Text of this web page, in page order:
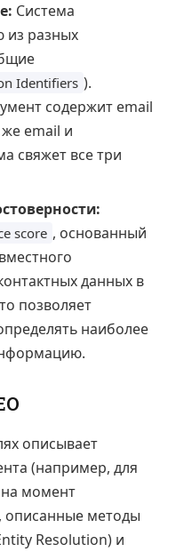
Система
разных
Identifiers ).
содержит email
же email и
свяжет все три
score , основанный
данных в
позволяет
наиболее
описывает
(например, для
на момент
описанные методы
Resolution) и